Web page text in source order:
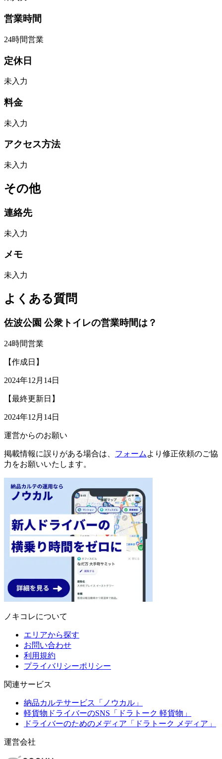
営業時間
24時間営業
定休日
未入力
料金
未入力
アクセス方法
未入力
その他
連絡先
未入力
メモ
未入力
よくある質問
佐波公園 公衆トイレの営業時間は？
24時間営業
【作成日】
2024年12月14日
【最終更新日】
2024年12月14日
運営からのお願い
掲載情報に誤りがある場合は、 フォーム より修正依頼のご協
力をお願いいたします。
ノキコレについて
エリアから探す
お問い合わせ
利用規約
プライバリシーポリシー
関連サービス
納品カルテサービス「ノウカル」
軽貨物ドライバーのSNS「ドラトーク 軽貨物」
ドライバーのためのメディア「ドラトーク メディア」
運営会社